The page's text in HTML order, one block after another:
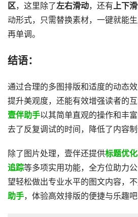
区，这里除了左右滑动，还有 上下
动形式，只需替换素材，一键就能
再单调。
结语：
通过合理的多图排版和适度的动态
提升美观度，还能有效增强读者的互
壹伴助手以其简单直观的操作和丰
去了反复调试的时间，降低了内容制
除了图片处理，壹伴还提供标题优
追踪等多项实用功能，全方位助力
望轻松做出专业水平的图文内容，
助手，体验高效排版的便捷与乐趣吧